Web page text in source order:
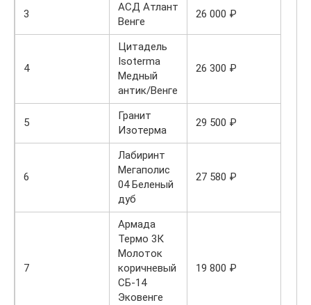
3
АСД Атлант
Венге
26 000 ₽
4
Цитадель
Isoterma
Медный
антик/Венге
26 300 ₽
5
Гранит
Изотерма
29 500 ₽
6
Лабиринт
Мегаполис
04 Беленый
дуб
27 580 ₽
7
Армада
Термо 3К
Молоток
коричневый
СБ-14
Эковенге
19 800 ₽